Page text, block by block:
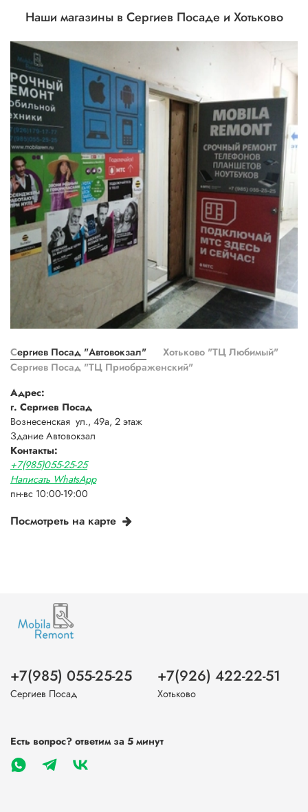
Наши магазины в Сергиев Посаде и Хотьково
Сергиев Посад "Автовокзал"
Хотьково "ТЦ Любимый"
Сергиев Посад "ТЦ Приображенский"
Адрес:
г. Сергиев Посад
Вознесенская ул., 49а, 2 этаж
Здание Автовокзал
Контакты:
+7(985)055-25-25
Написать WhatsApp
пн-вс 10:00-19:00
Посмотреть на карте
+7(985) 055-25-25
Сергиев Посад
+7(926) 422-22-51
Хотьково
Есть вопрос? ответим за 5 минут